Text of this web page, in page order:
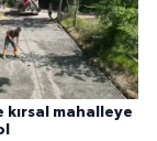
kırsal mahalleye